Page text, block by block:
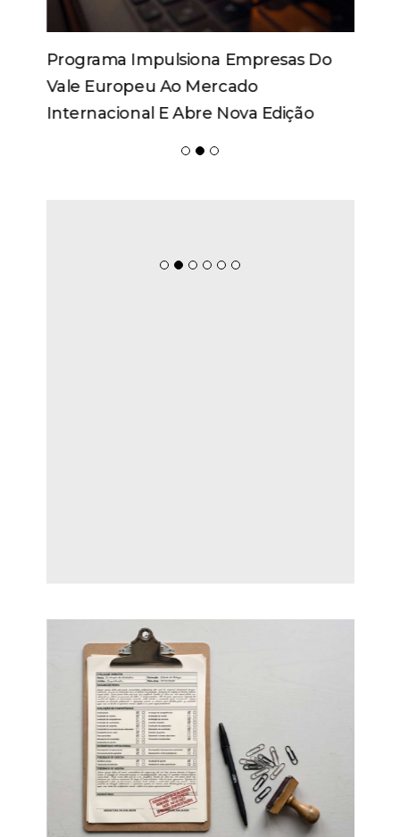
Programa Impulsiona Empresas Do
Vale Europeu Ao Mercado
Internacional E Abre Nova Edição